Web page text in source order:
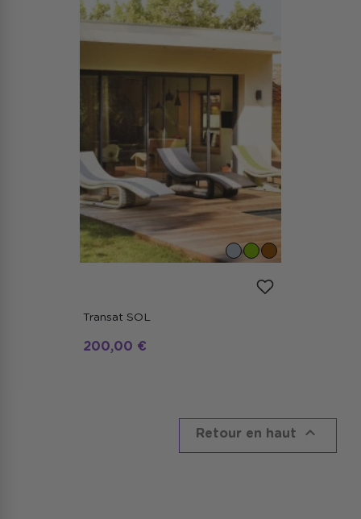
Transat SOL
200,00 €
Retour en haut 